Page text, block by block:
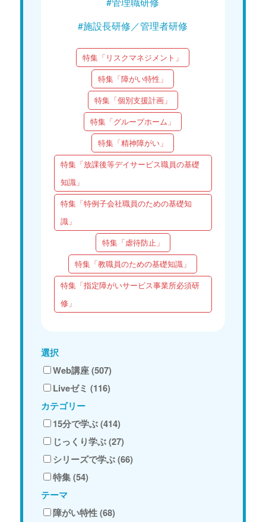
#施設長研修／管理者研修
特集「リスクマネジメント」
特集「障がい特性」
特集「個別支援計画」
特集「グループホーム」
特集「精神障がい」
特集「放課後等デイサービス職員の基礎
知識」
特集「特例子会社職員のための基礎知
識」
特集「虐待防止」
特集「教職員のための基礎知識」
特集「指定障がいサービス事業所必須研
修」
選択
Web講座 (507)
Liveゼミ (116)
カテゴリー
15分で学ぶ (414)
じっくり学ぶ (27)
シリーズで学ぶ (66)
特集 (54)
テーマ
障がい特性 (68)